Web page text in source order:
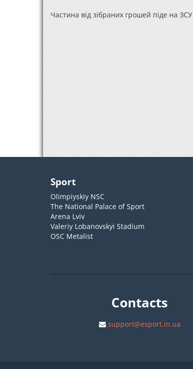
Частина від зібраних грошей піде на ЗСУ
Sport
Olimpiyskiy NSC
The National Palace of Sport
Arena Lviv
Valeriy Lobanovskyi Stadium
OSC Metalist
Contacts
support@esport.in.ua